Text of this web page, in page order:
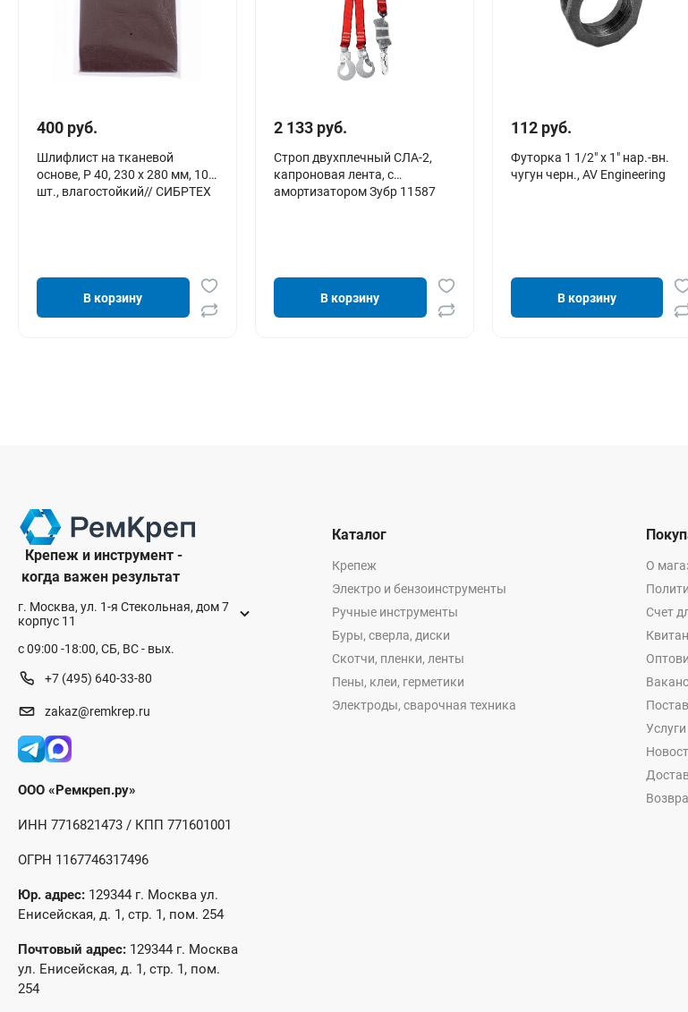
400 руб.
Шлифлист на тканевой
основе, P 40, 230 х 280 мм, 10
шт., влагостойкий// СИБРТЕХ
В корзину
2 133 руб.
Строп двухплечный СЛА-2,
капроновая лента, с
амортизатором Зубр 11587
В корзину
112 руб.
Футорка 1 1/2" х 1" нар.-вн.
чугун черн., AV Engineering
В корзину
Крепеж и инструмент -
когда важен результат
г. Москва, ул. 1-я Стекольная, дом 7
корпус 11
с 09:00 -18:00, СБ, ВС - вых.
+7 (495) 640-33-80
zakaz@remkrep.ru
ООО «Ремкреп.ру»
ИНН 7716821473 / КПП 771601001
ОГРН 1167746317496
Юр. адрес: 129344 г. Москва ул.
Енисейская, д. 1, стр. 1, пом. 254
Почтовый адрес: 129344 г. Москва
ул. Енисейская, д. 1, стр. 1, пом.
254
Каталог
Крепеж
Электро и бензоинструменты
Ручные инструменты
Буры, сверла, диски
Скотчи, пленки, ленты
Пены, клеи, герметики
Электроды, сварочная техника
О
Счет
Услуги